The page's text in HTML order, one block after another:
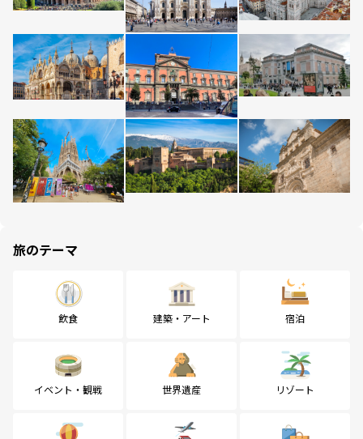
旅のテーマ
飲食 建築・アート 宿泊
イベント・観戦 世界遺産 リゾート